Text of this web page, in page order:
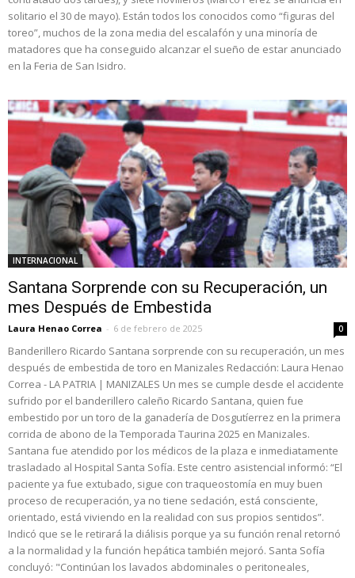
solitario el 30 de mayo). Están todos los conocidos como “figuras del
toreo”, muchos de la zona media del escalafón y una minoría de
matadores que ha conseguido alcanzar el sueño de estar anunciado
en la Feria de San Isidro.
INTERNACIONAL
Santana Sorprende con su Recuperación, un
mes Después de Embestida
Laura Henao Correa - 6 de febrero de 2025 0
Banderillero Ricardo Santana sorprende con su recuperación, un mes
después de embestida de toro en Manizales Redacción: Laura Henao
Correa - LA PATRIA | MANIZALES Un mes se cumple desde el accidente
sufrido por el banderillero caleño Ricardo Santana, quien fue
embestido por un toro de la ganadería de Dosgutíerrez en la primera
corrida de abono de la Temporada Taurina 2025 en Manizales.
Santana fue atendido por los médicos de la plaza e inmediatamente
trasladado al Hospital Santa Sofía. Este centro asistencial informó: “El
paciente ya fue extubado, sigue con traqueostomía en muy buen
proceso de recuperación, ya no tiene sedación, está consciente,
orientado, está viviendo en la realidad con sus propios sentidos”.
Indicó que se le retirará la diálisis porque ya su función renal retornó
a la normalidad y la función hepática también mejoró. Santa Sofía
concluyó: "Continúan los lavados abdominales o peritoneales,